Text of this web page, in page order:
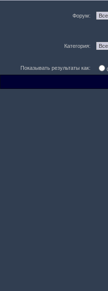
Форум:
Категория:
Показывать результаты как: